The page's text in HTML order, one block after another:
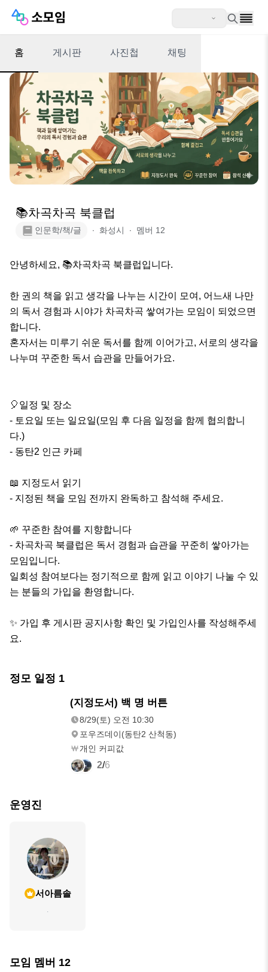
홈 게시판 사진첩 채팅
📚차곡차곡 북클럽
인문학/책/글 ∙ 화성시 ∙ 멤버 12
안녕하세요, 📚차곡차곡 북클럽입니다.
한 권의 책을 읽고 생각을 나누는 시간이 모여, 어느새 나만
의 독서 경험과 시야가 차곡차곡 쌓여가는 모임이 되었으면
합니다.
혼자서는 미루기 쉬운 독서를 함께 이어가고, 서로의 생각을
나누며 꾸준한 독서 습관을 만들어가요.
🎈일정 및 장소
- 토요일 또는 일요일(모임 후 다음 일정을 함께 협의합니
다.)
- 동탄2 인근 카페
📖 지정도서 읽기
- 지정된 책을 모임 전까지 완독하고 참석해 주세요.
🌱 꾸준한 참여를 지향합니다
- 차곡차곡 북클럽은 독서 경험과 습관을 꾸준히 쌓아가는
모임입니다.
일회성 참여보다는 정기적으로 함께 읽고 이야기 나눌 수 있
는 분들의 가입을 환영합니다.
✨ 가입 후 게시판 공지사항 확인 및 가입인사를 작성해주세
요.
정모 일정 1
(지정도서) 백 명 버튼
8/29(토) 오전 10:30
포우즈데이(동탄2 산척동)
개인 커피값
2/6
운영진
서아름솔
.
모임 멤버 12